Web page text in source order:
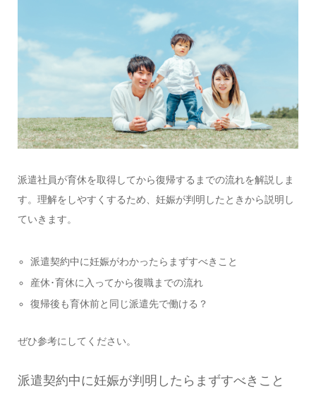
派遣社員が育休を取得してから復帰するまでの流れを解説しま
す。理解をしやすくするため、妊娠が判明したときから説明し
ていきます。
派遣契約中に妊娠がわかったらまずすべきこと
産休･育休に入ってから復職までの流れ
復帰後も育休前と同じ派遣先で働ける？
ぜひ参考にしてください。
派遣契約中に妊娠が判明したらまずすべきこと